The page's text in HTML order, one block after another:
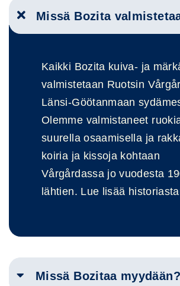
Missä Bozita
Kaikki Bozita kuiva- ja
valmistetaan Ruotsin
Länsi-Göötanmaan
Olemme valmistaneet
suurella osaamisella ja
koiria ja kissoja kohtaan
Vårgårdassa jo vuodesta
lähtien. Lue lisää
Missä Bozitaa myydään?